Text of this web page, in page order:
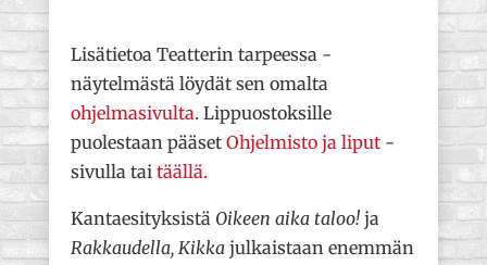
Lisätietoa Teatterin tarpeessa -
näytelmästä löydät sen omalta
ohjelmasivulta. Lippuostoksille
puolestaan pääset Ohjelmisto ja liput-
sivulla tai täällä.
Kantaesityksistä Oikeen aika taloo!ja
Rakkaudella, Kikkajulkaistaan enemmän